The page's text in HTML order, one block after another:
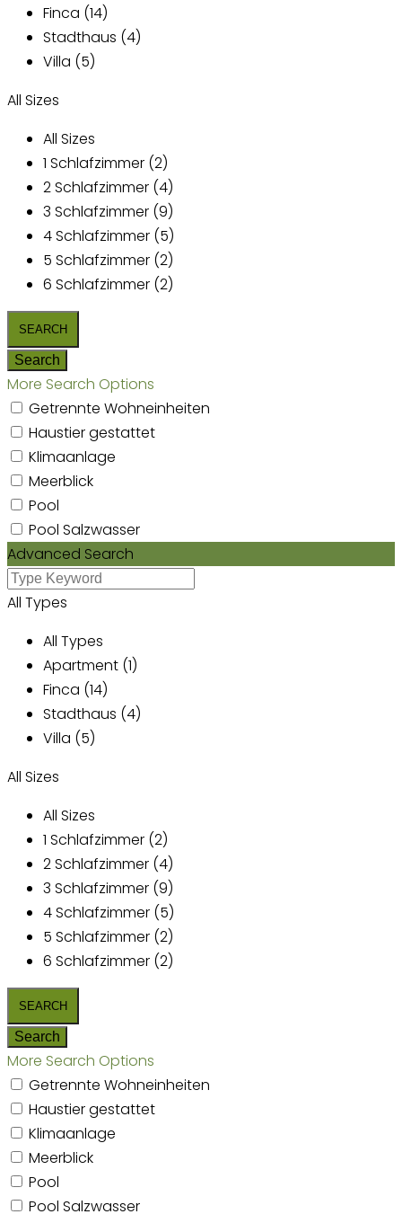
Finca (14)
Stadthaus (4)
Villa (5)
All Sizes
All Sizes
1 Schlafzimmer (2)
2 Schlafzimmer (4)
3 Schlafzimmer (9)
4 Schlafzimmer (5)
5 Schlafzimmer (2)
6 Schlafzimmer (2)
More Search Options
Getrennte Wohneinheiten
Haustier gestattet
Klimaanlage
Meerblick
Pool
Pool Salzwasser
Advanced Search
All Types
All Types
Apartment (1)
Finca (14)
Stadthaus (4)
Villa (5)
All Sizes
All Sizes
1 Schlafzimmer (2)
2 Schlafzimmer (4)
3 Schlafzimmer (9)
4 Schlafzimmer (5)
5 Schlafzimmer (2)
6 Schlafzimmer (2)
More Search Options
Getrennte Wohneinheiten
Haustier gestattet
Klimaanlage
Meerblick
Pool
Pool Salzwasser